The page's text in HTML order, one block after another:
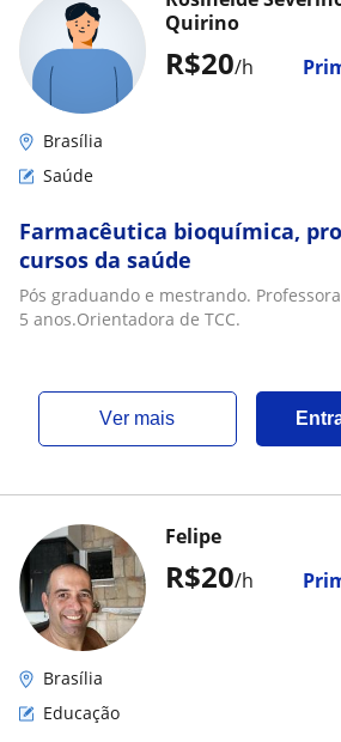
R$20/h
Quirino
Brasília
Saúde
Farmacêutica bioquímica,
cursos da saúde
Pós graduando e mestrando.
5 anos.Orientadora de TCC.
ver mais
R$20/h
Felipe
Brasília
Educação